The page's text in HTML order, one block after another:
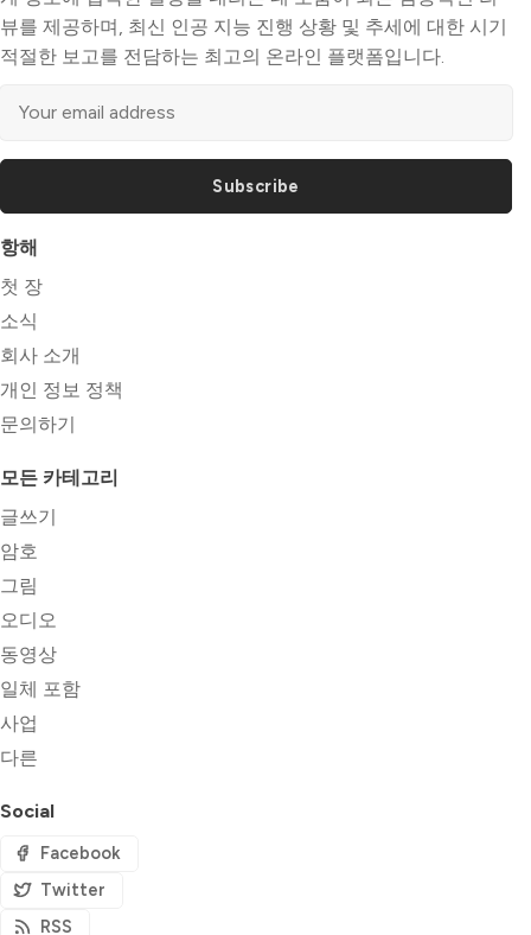
뷰를 제공하며, 최신 인공 지능 진행 상황 및 추세에 대한 시기
적절한 보고를 전담하는 최고의 온라인 플랫폼입니다.
Subscribe
항해
첫 장
소식
회사 소개
개인 정보 정책
문의하기
모든 카테고리
글쓰기
암호
그림
오디오
동영상
일체 포함
사업
다른
Social
Facebook
Twitter
RSS